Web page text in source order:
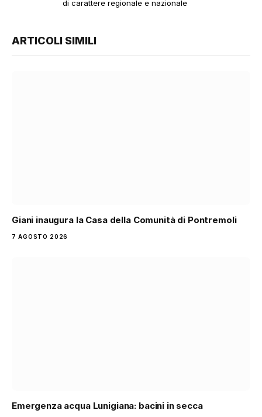
di carattere regionale e nazionale
ARTICOLI SIMILI
Giani inaugura la Casa della Comunità di Pontremoli
7 AGOSTO 2026
Emergenza acqua Lunigiana: bacini in secca